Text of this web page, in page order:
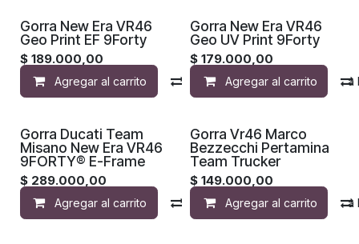
¡Nuevo!
Gorra New Era VR46
Geo Print EF 9Forty
$ 189.000,00
Agregar al carrito Compara Agregar a la
¡Nuevo!
Gorra New Era VR46
Geo UV Print 9Forty
$179.000,00
Agregar al carrito
¡Nuevo!
Gorra Ducati Team
Misano New Era VR46
9FORTY® E-Frame
$ 289.000,00
Agregar al carrito Compara Agregar a la
¡Nuevo!
Gorra Vr46 Marco
Bezzecchi Pertamina
Team Trucker
$149.000,00
Agregar al carrito